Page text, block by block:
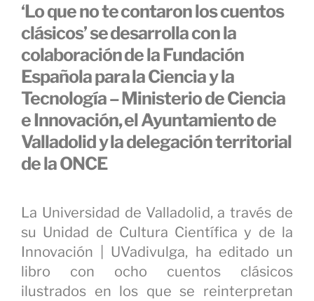
‘Lo que no te contaron los cuentos
clásicos’ se desarrolla con la
colaboración de la Fundación
Española para la Ciencia y la
Tecnología – Ministerio de Ciencia
e Innovación, el Ayuntamiento de
Valladolid y la delegación territorial
de la ONCE
La Universidad de Valladolid, a través de
su Unidad de Cultura Científica y de la
Innovación | UVadivulga, ha editado un
libro con ocho cuentos clásicos
ilustrados en los que se reinterpretan